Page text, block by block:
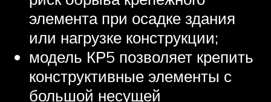
элемента при осадке здания
или нагрузке конструкции;
модель КР5 позволяет крепить
конструктивные элементы с
большой несущей